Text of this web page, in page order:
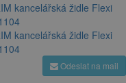
Odeslat na mail